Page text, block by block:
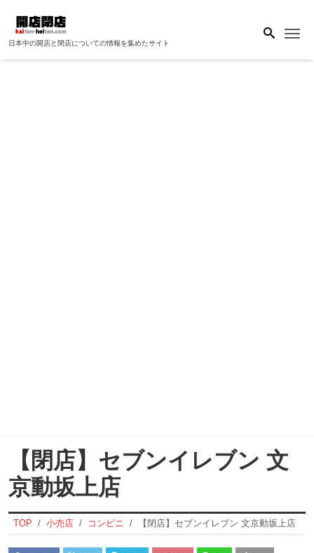
日本中の開店と閉店についての情報を集めたサイト
【閉店】セブンイレブン 文
京動坂上店
TOP 小売店 コンビニ 【閉店】セブンイレブン 文京動坂上店